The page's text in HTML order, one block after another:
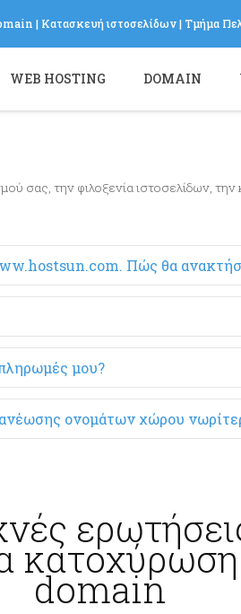
σας, την φιλοξενία ιστοσελίδων,
Πώς θα
μου?
ονομάτων χώρου
κατοχύρωση
domain
in orSign up
| Κατασκευή ιστοσελίδων| Τμήμα
WEB HOSTING DOMAIN